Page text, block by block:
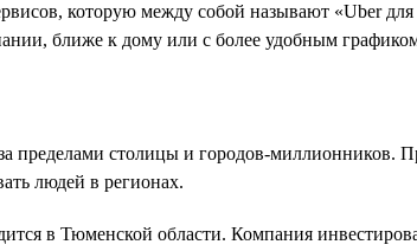
которую между собой называют «Uber
ближе к дому или с более удобным
пределами столицы и городов-миллионников.
людей в регионах.
в Тюменской области. Компания